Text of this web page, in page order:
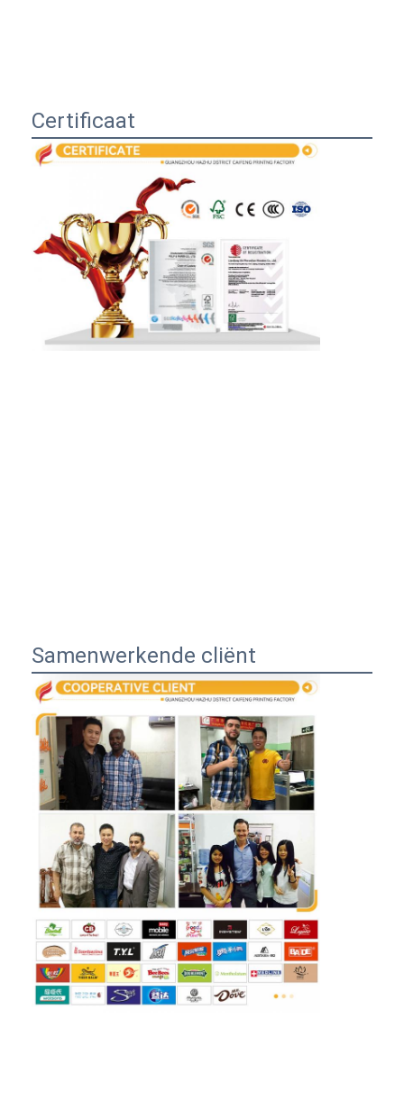
Certificaat
Samenwerkende cliënt